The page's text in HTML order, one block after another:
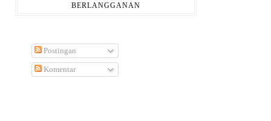
BERLANGGANAN
Postingan
Komentar